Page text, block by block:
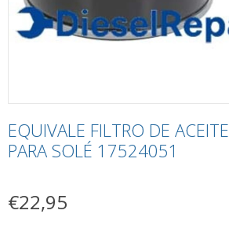
EQUIVALE FILTRO DE ACEITE
PARA SOLÉ 17524051
€22,95